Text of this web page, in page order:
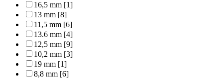
16,5 mm [1]
13 mm [8]
11,5 mm [6]
13.6 mm [4]
12,5 mm [9]
10,2 mm [3]
19 mm [1]
8,8 mm [6]